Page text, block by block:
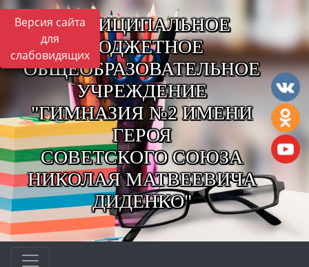
Версия сайта
для
слабовидящих
МУНИЦИПАЛЬНОЕ
БЮДЖЕТНОЕ
ОБЩЕОБРАЗОВАТЕЛЬНОЕ
УЧРЕЖДЕНИЕ
"ГИМНАЗИЯ №2 ИМЕНИ
ГЕРОЯ
СОВЕТСКОГО СОЮЗА
НИКОЛАЯ МАТВЕЕВИЧА
ДИДЕНКО"